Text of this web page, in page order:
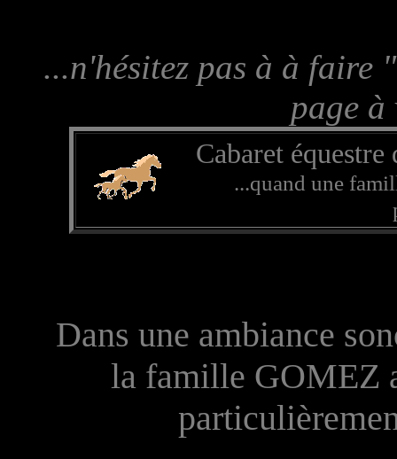
...n'hésitez pas à à
page à
Cabaret équestre
...quand une
Dans une ambiance
la famille GOMEZ